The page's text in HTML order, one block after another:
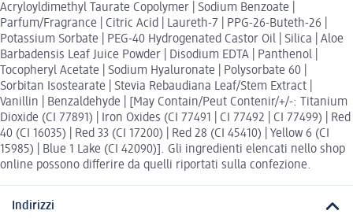
Acryloyldimethyl Taurate Copolymer | Sodium Benzoate |
Parfum/Fragrance | Citric Acid | Laureth-7 | PPG-26-Buteth-26 |
Potassium Sorbate | PEG-40 Hydrogenated Castor Oil | Silica | Aloe
Barbadensis Leaf Juice Powder | Disodium EDTA | Panthenol |
Tocopheryl Acetate | Sodium Hyaluronate | Polysorbate 60 |
Sorbitan Isostearate | Stevia Rebaudiana Leaf/Stem Extract |
Vanillin | Benzaldehyde | [May Contain/Peut Contenir/+/-: Titanium
Dioxide (CI 77891) | Iron Oxides (CI 77491 | CI 77492 | CI 77499) | Red
40 (CI 16035) | Red 33 (CI 17200) | Red 28 (CI 45410) | Yellow 6 (CI
15985) | Blue 1 Lake (CI 42090)]. Gli ingredienti elencati nello shop
online possono differire da quelli riportati sulla confezione.
Indirizzi